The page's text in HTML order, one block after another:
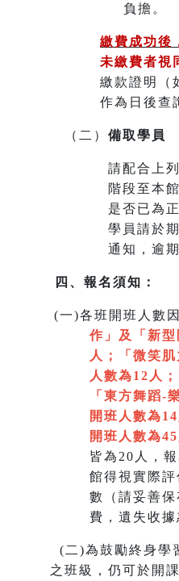
負擔。
繳費成功後
未繳費者視
繳款證明（
作為日後查
（二） 備取學員
請配合上
階段至本
是否已為
學員請於
通知，逾
四、報名須知：
(一)各班開班人數
作」及「新
人
；
「微笑
人數為12人
「 東方舞蹈-
開班人數為14
開班人數為45
皆為20人，
館得視實際評
數（請妥善
費，遺失收據
( 二)為鼓勵終身學
之班級，仍可於開